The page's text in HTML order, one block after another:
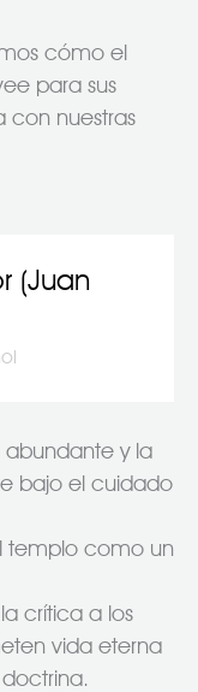
cómo el
para sus
con nuestras
(Juan
y la
bajo el cuidado
templo como un
crítica a los
vida eterna